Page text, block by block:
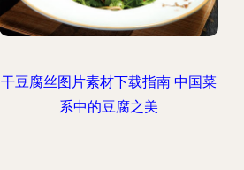
干豆腐丝图片素材下载指南 中国菜
系中的豆腐之美